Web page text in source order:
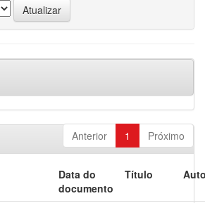
Anterior 1 Próximo
Data do
documento
Título